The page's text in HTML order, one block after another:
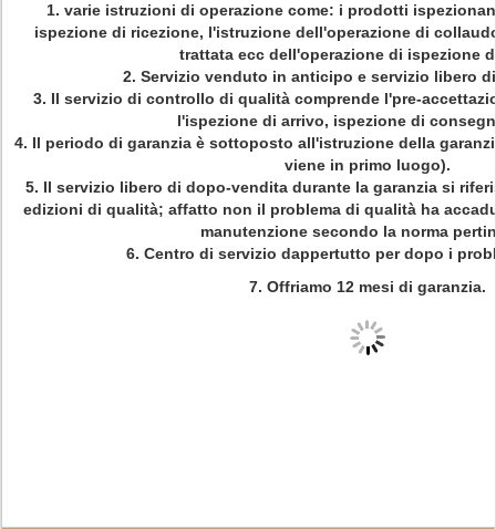
1. varie istruzioni di operazione come: i prodotti
ispezione di ricezione, l'istruzione dell'operazione di
trattata ecc dell'operazione di ispezione
2. Servizio venduto in anticipo e servizio libero
3. Il servizio di controllo di qualità comprende l'pre-
l'ispezione di arrivo, ispezione di
4. Il periodo di garanzia è sottoposto all'istruzione della
viene in primo luogo).
5. Il servizio libero di dopo-vendita durante la garanzia si
edizioni di qualità; affatto non il problema di qualità ha
manutenzione secondo la norma
6. Centro di servizio dappertutto per dopo i
7. Offriamo 12 mesi di garanzia.